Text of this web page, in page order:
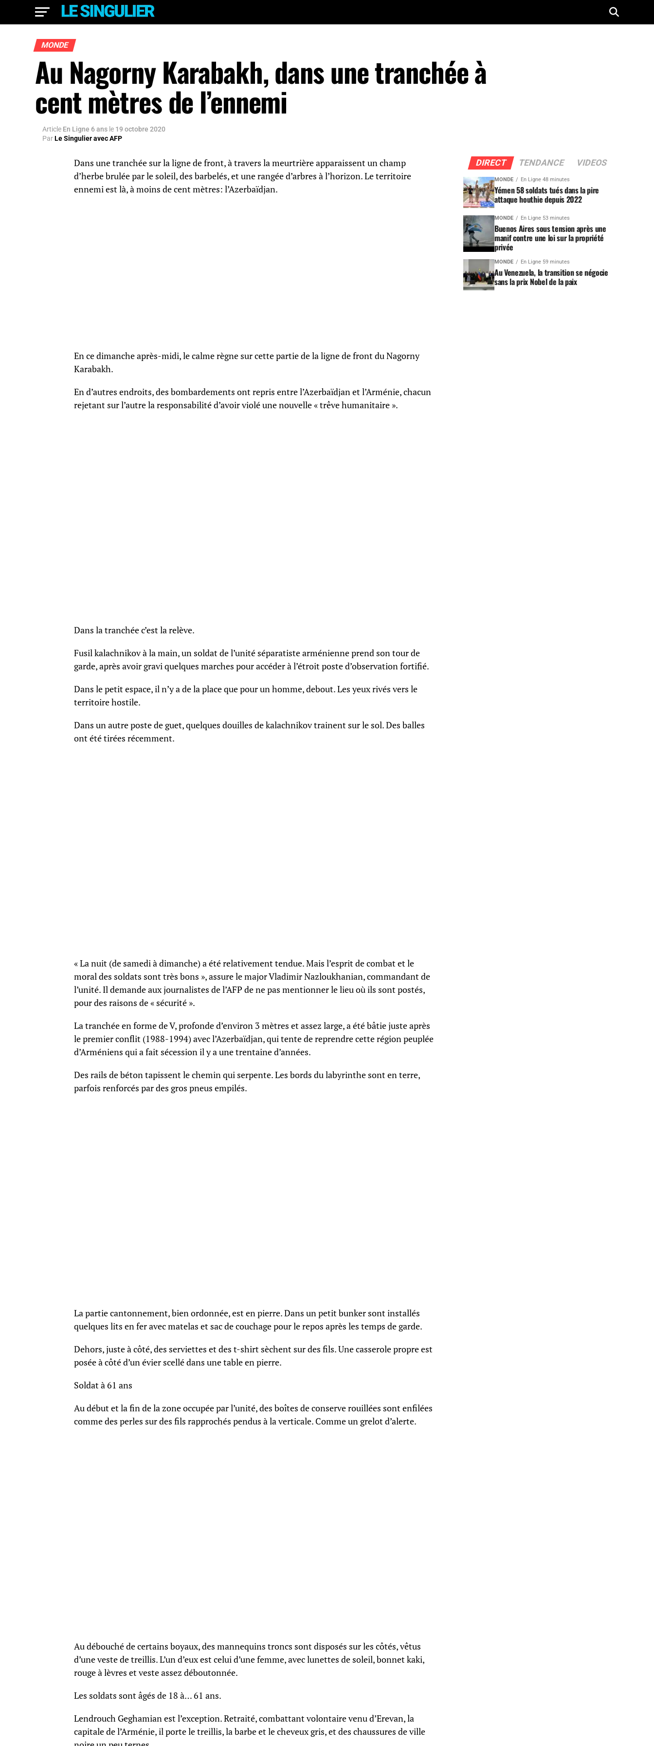
MONDE
Au Nagorny Karabakh, dans une tranchée à
cent mètres de l’ennemi
Article En Ligne 6 ans le 19 octobre 2020
ParLe Singulier avec AFP
Dans une tranchée sur la ligne de front, à travers la meurtrière apparaissent un champ
d’herbe brulée par le soleil, des barbelés, et une rangée d’arbres à l’horizon. Le territoire
ennemi est là, à moins de cent mètres: l’Azerbaïdjan.
En ce dimanche après-midi, le calme règne sur cette partie de la ligne de front du Nagorny
Karabakh.
En d’autres endroits, des bombardements ont repris entre l’Azerbaïdjan et l’Arménie, chacun
rejetant sur l’autre la responsabilité d’avoir violé une nouvelle « trêve humanitaire ».
Dans la tranchée c’est la relève.
Fusil kalachnikov à la main, un soldat de l’unité séparatiste arménienne prend son tour de
garde, après avoir gravi quelques marches pour accéder à l’étroit poste d’observation fortifié.
Dans le petit espace, il n’y a de la place que pour un homme, debout. Les yeux rivés vers le
territoire hostile.
Dans un autre poste de guet, quelques douilles de kalachnikov trainent sur le sol. Des balles
ont été tirées récemment.
« La nuit (de samedi à dimanche) a été relativement tendue. Mais l’esprit de combat et le
moral des soldats sont très bons », assure le major Vladimir Nazloukhanian, commandant de
l’unité. Il demande aux journalistes de l’AFP de ne pas mentionner le lieu où ils sont postés,
pour des raisons de « sécurité ».
La tranchée en forme de V, profonde d’environ 3 mètres et assez large, a été bâtie juste après
le premier conflit (1988-1994) avec l’Azerbaïdjan, qui tente de reprendre cette région peuplée
d’Arméniens qui a fait sécession il y a une trentaine d’années.
Des rails de béton tapissent le chemin qui serpente. Les bords du labyrinthe sont en terre,
parfois renforcés par des gros pneus empilés.
La partie cantonnement, bien ordonnée, est en pierre. Dans un petit bunker sont installés
quelques lits en fer avec matelas et sac de couchage pour le repos après les temps de garde.
Dehors, juste à côté, des serviettes et des t-shirt sèchent sur des fils. Une casserole propre est
posée à côté d’un évier scellé dans une table en pierre.
Soldat à 61 ans
Au début et la fin de la zone occupée par l’unité, des boîtes de conserve rouillées sont enfilées
comme des perles sur des fils rapprochés pendus à la verticale. Comme un grelot d’alerte.
Au débouché de certains boyaux, des mannequins troncs sont disposés sur les côtés, vêtus
d’une veste de treillis. L’un d’eux est celui d’une femme, avec lunettes de soleil, bonnet kaki,
rouge à lèvres et veste assez déboutonnée.
Les soldats sont âgés de 18 à… 61 ans.
Lendrouch Geghamian est l’exception. Retraité, combattant volontaire venu d’Erevan, la
capitale de l’Arménie, il porte le treillis, la barbe et le cheveux gris, et des chaussures de ville
DIRECT TENDANCE VIDEOS
MONDE En Ligne 48 minutes
Yémen 58 soldats tués dans la pire
attaque houthie depuis 2022
MONDE En Ligne 53 minutes
Buenos Aires sous tension après une
manif contre une loi sur la propriété
privée
MONDE En Ligne 59 minutes
Au Venezuela, la transition se négocie
sans la prix Nobel de la paix